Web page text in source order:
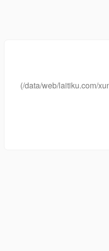
(/data/web/laitiku.com/